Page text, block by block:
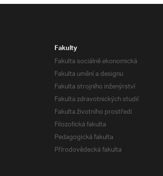
Fakulty
Fakulta sociálně ekonomická
Fakulta umění a designu
Fakulta strojního inženýrství
Fakulta zdravotnických studií
Fakulta životního prostředí
Filozofická fakulta
Pedagogická fakulta
Přírodovědecká fakulta